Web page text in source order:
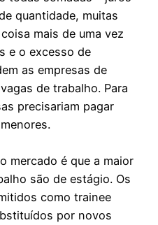
quantidade, muitas
mais de uma vez
e o excesso de
as empresas de
de trabalho. Para
precisariam pagar
mercado é que a maior
são de estágio. Os
como trainee
por novos